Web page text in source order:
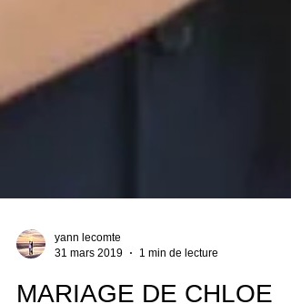
31 mars 2019
1 min de lecture